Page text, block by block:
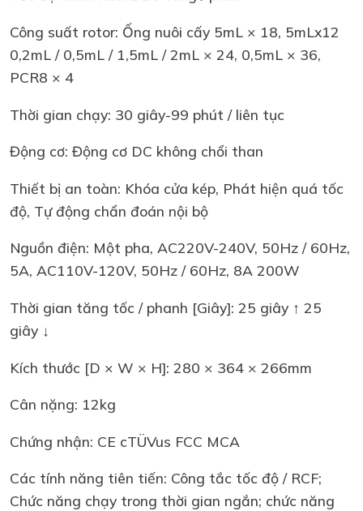
Công suất rotor: Ống nuôi cấy 5mL × 18, 5mLx12
0,2mL / 0,5mL / 1,5mL / 2mL × 24, 0,5mL × 36,
PCR8 × 4
Thời gian chạy: 30 giây-99 phút / liên tục
Động cơ: Động cơ DC không chổi than
Thiết bị an toàn: Khóa cửa kép, Phát hiện quá tốc
độ, Tự động chẩn đoán nội bộ
Nguồn điện: Một pha, AC220V-240V, 50Hz / 60Hz,
5A, AC110V-120V, 50Hz / 60Hz, 8A 200W
Thời gian tăng tốc / phanh [Giây]: 25 giây ↑ 25
giây ↓
Kích thước [D × W × H]: 280 × 364 × 266mm
Cân nặng: 12kg
Chứng nhận: CE cTÜVus FCC MCA
Các tính năng tiên tiến: Công tắc tốc độ / RCF;
Chức năng chạy trong thời gian ngắn; chức năng